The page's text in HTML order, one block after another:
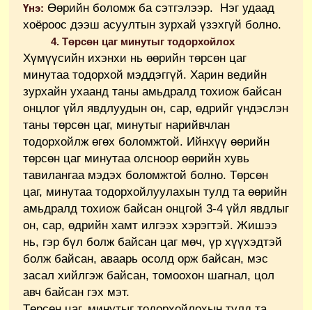
Үнэ: Өөрийн боломж ба сэтгэлээр. Нэг удаад
хоёроос дээш асуултын зурхай үзэхгүй болно.
4. Төрсөн цаг минутыг тодорхойлох
Хүмүүсийн ихэнхи нь өөрийн төрсөн цаг
минутаа тодорхой мэддэггүй. Харин ведийн
зурхайн ухаанд таны амьдралд тохиож байсан
онцлог үйл явдлуудын он, сар, өдрийг үндэслэн
таны төрсөн цаг, минутыг нарийвчлан
тодорхойлж өгөх боломжтой. Ийнхүү өөрийн
төрсөн цаг минутаа олсноор өөрийн хувь
тавилангаа мэдэх боломжтой болно. Төрсөн
цаг, минутаа тодорхойлуулахын тулд та өөрийн
амьдралд тохиож байсан онцгой 3-4 үйл явдлыг
он, сар, өдрийн хамт илгээх хэрэгтэй. Жишээ
нь, гэр бүл болж байсан цаг мөч, үр хүүхэдтэй
болж байсан, аваарь осолд орж байсан, мэс
засал хийлгэж байсан, томоохон шагнал, цол
авч байсан гэх мэт.